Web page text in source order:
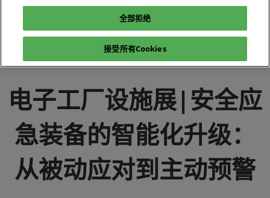
电子展|绿色工厂展-行业新闻-电子工厂设施展
电子工厂设施展|安全应急装备的智能化升级：从被动应对到主
动预警
电子工厂设施展|安全应
急装备的智能化升级：
从被动应对到主动预警
全部拒绝
接受所有Cookies